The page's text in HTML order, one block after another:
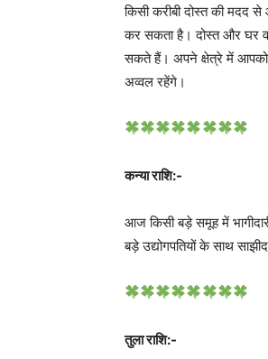
किसी करीबी दोस्त की मदद
कर सकता है। दोस्त और घर
सकते हैं। अपने क्षेत्रे में आपको
अव्वल रहेंगे।
कन्या राशि:-
आज किसी बड़े समूह में
बड़े उद्योगपतियों के साथ
तुला राशि:-